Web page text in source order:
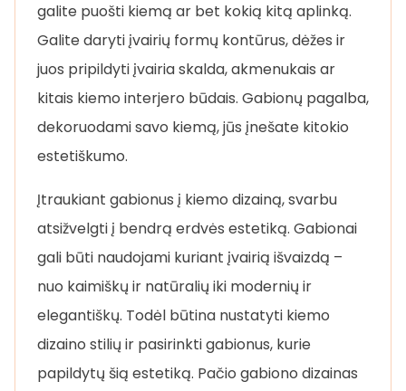
galite puošti kiemą ar bet kokią kitą aplinką.
Galite daryti įvairių formų kontūrus, dėžes ir
juos pripildyti įvairia skalda, akmenukais ar
kitais kiemo interjero būdais. Gabionų pagalba,
dekoruodami savo kiemą, jūs įnešate kitokio
estetiškumo.
Įtraukiant gabionus į kiemo dizainą, svarbu
atsižvelgti į bendrą erdvės estetiką. Gabionai
gali būti naudojami kuriant įvairią išvaizdą –
nuo ​​kaimiškų ir natūralių iki modernių ir
elegantiškų. Todėl būtina nustatyti kiemo
dizaino stilių ir pasirinkti gabionus, kurie
papildytų šią estetiką. Pačio gabiono dizainas